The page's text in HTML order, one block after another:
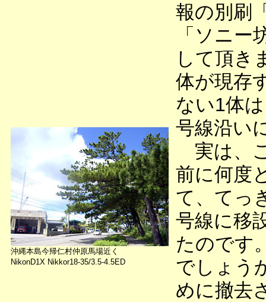
沖縄本島今帰仁村仲原馬場近く
NikonD1X Nikkor18-35/3.5-4.5ED
報の別刷
「ソニ
して頂き
体が現存
ない1体
号線沿い
実は、
前に何度
て、てっ
号線に移
たのです
でしょう
めに撤去